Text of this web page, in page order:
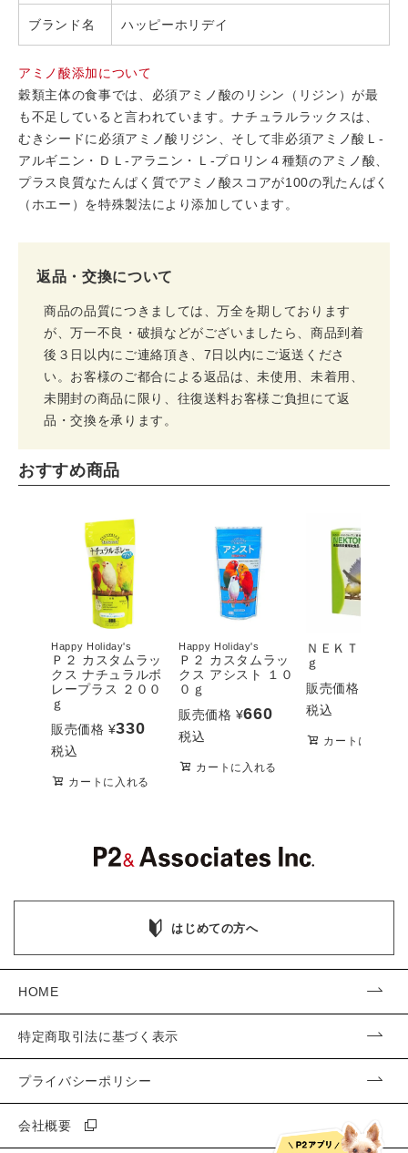
ブランド名 ハッピーホリデイ
アミノ酸添加について
穀類主体の食事では、必須アミノ酸のリシン（リジン）が最
も不足していると言われています。ナチュラルラックスは、
むきシードに必須アミノ酸リジン、そして非必須アミノ酸Ｌ-
アルギニン・ＤＬ-アラニン・Ｌ-プロリン４種類のアミノ酸、
プラス良質なたんぱく質でアミノ酸スコアが100の乳たんぱく
（ホエー）を特殊製法により添加しています。
返品・交換について
商品の品質につきましては、万全を期しております
が、万一不良・破損などがございましたら、商品到着
後３日以内にご連絡頂き、7日以内にご返送くださ
い。お客様のご都合による返品は、未使用、未着用、
未開封の商品に限り、往復送料お客様ご負担にて返
品・交換を承ります。
おすすめ商品
Happy Holiday's
Ｐ２ カスタムラッ
クス ナチュラルボ
レープラス ２００
ｇ
販売価格 ¥330
税込
カートに入れる
Happy Holiday's
Ｐ２ カスタムラッ
クス アシスト １０
０ｇ
販売価格 ¥660
税込
カートに入れる
ＮＥＫＴＯＮ Ｓ
ｇ
販売価格
税込
カートに入れる
はじめての方へ
HOME
特定商取引法に基づく表示
プライバシーポリシー
会社概要